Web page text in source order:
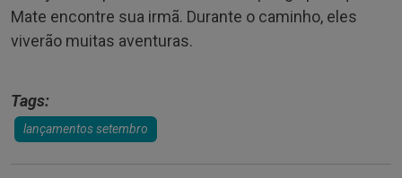
Mate encontre sua irmã. Durante o caminho, eles
viverão muitas aventuras.
Tags:
lançamentos setembro